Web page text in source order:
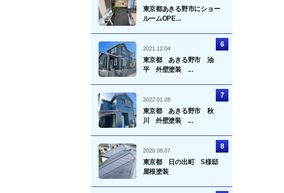
東京都あきる野市にショー
ルームOPE...
2021.12.04
東京都 あきる野市 油
平 外壁塗装 ...
2022.01.28
東京都 あきる野市 秋
川 外壁塗装 ...
2020.08.07
東京都 日の出町 S様邸
屋根塗装